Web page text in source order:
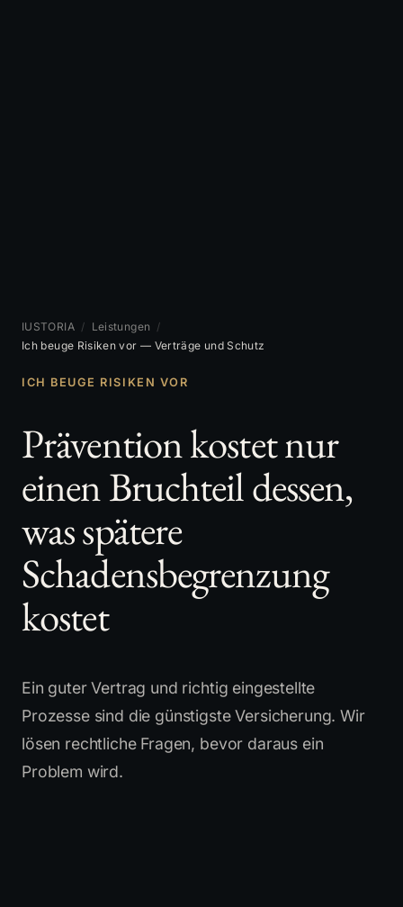
IUSTORIA / Leistungen /
Ich beuge Risiken vor — Verträge und Schutz
ICH BEUGE RISIKEN VOR
Prävention kostet nur
einen Bruchteil dessen,
was spätere
Schadensbegrenzung
kostet
Ein guter Vertrag und richtig eingestellte
Prozesse sind die günstigste Versicherung. Wir
lösen rechtliche Fragen, bevor daraus ein
Problem wird.